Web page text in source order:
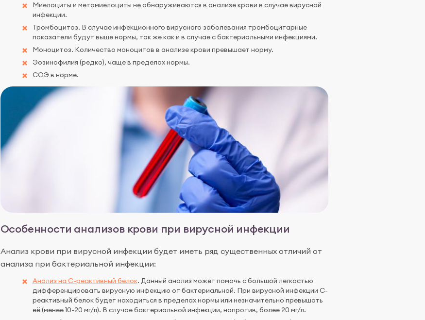
Миелоциты и метамиелоциты не обнаруживаются в анализе крови в случае вирусной
инфекции.
Тромбоцитоз. В случае инфекционного вирусного заболевания тромбоцитарные
показатели будут выше нормы, так же как и в случае с бактериальными инфекциями.
Моноцитоз. Количество моноцитов в анализе крови превышает норму.
Эозинофилия (редко), чаще в пределах нормы.
СОЭ в норме.
Особенности анализов крови при вирусной инфекции
Анализ крови при вирусной инфекции будет иметь ряд существенных отличий от
анализа при бактериальной инфекции:
Анализ на С-реактивный белок. Данный анализ может помочь с большой легкостью
дифференцировать вирусную инфекцию от бактериальной. При вирусной инфекции С-
реактивный белок будет находиться в пределах нормы или незначительно превышать
её (менее 10-20 мг/л). В случае бактериальной инфекции, напротив, более 20 мг/л.